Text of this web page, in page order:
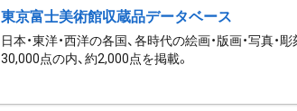
東京富士美術館収蔵品データベース
日本・東洋・西洋の各国、各時代の絵画・版画・写真・
30,000点の内、約2,000点を掲載。